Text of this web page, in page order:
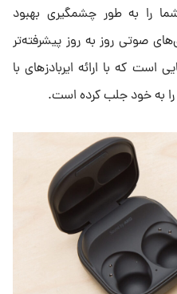
را به طور چشمگیری بهبود
صوتی روز به روز پیشرفته‌تر
که با ارائه ایربادزهای با
را به خود جلب کرده است.